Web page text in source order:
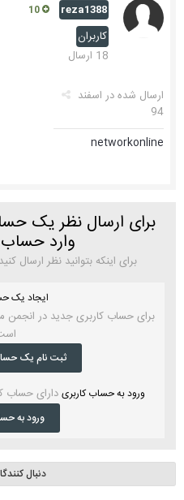
reza1388
کاربران
18 ارسال
ارسال شده در اسفند
94
networkonline
برای ارسال نظر یک
وارد
برای اینکه بتوانید نظر ارسال
ایجاد یک
برای حساب کاربری جدید در انجمن
ثبت نام یک
ورود به حساب کاربری دارای حساب
ورود به
دنبال